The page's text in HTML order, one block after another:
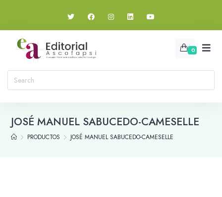
0
JOSÉ MANUEL SABUCEDO-CAMESELLE
PRODUCTOS JOSÉ MANUEL SABUCEDO-CAMESELLE